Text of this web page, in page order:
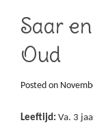
Saar
Oud
Posted on
Leeftijd: Va. 3